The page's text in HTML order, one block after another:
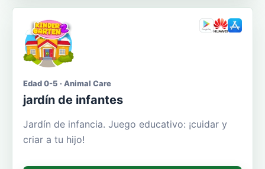
Edad 0-5 · Animal Care
jardín de infantes
Jardín de infancia. Juego educativo: ¡cuidar y
criar a tu hijo!